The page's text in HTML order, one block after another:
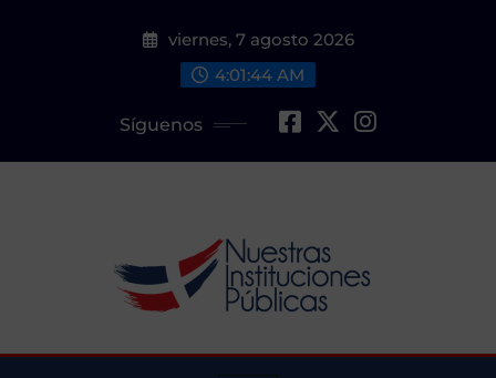
viernes, 7 agosto 2026
4:01:45 AM
Síguenos